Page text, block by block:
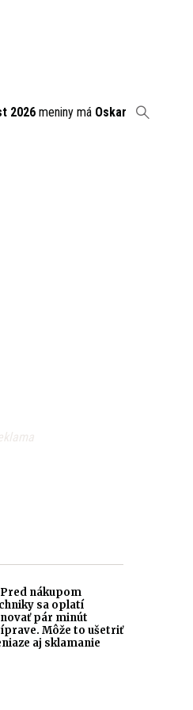
2026 meniny má Oskar
Pred nákupom
sa oplatí
pár minút
Môže to ušetriť
aj sklamanie